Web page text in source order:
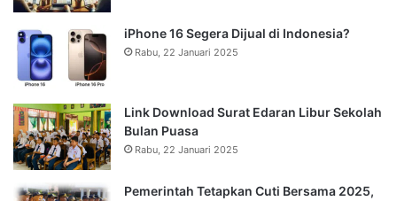
iPhone 16 Segera Dijual di Indonesia?
Rabu, 22 Januari 2025
Link Download Surat Edaran Libur Sekolah
Bulan Puasa
Rabu, 22 Januari 2025
Pemerintah Tetapkan Cuti Bersama 2025,